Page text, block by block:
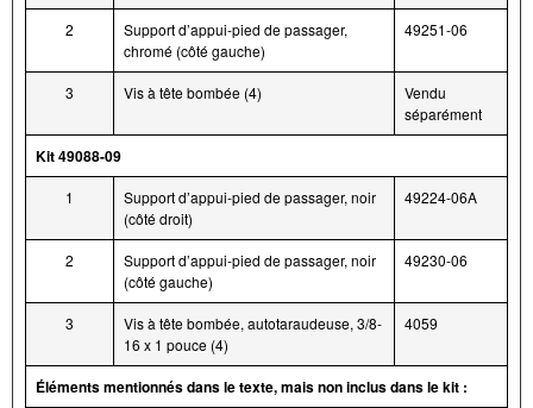
2
Support d’appui-pied de passager,
chromé (côté gauche)
49251-06
3 Vis à tête bombée (4)
Vendu
séparément
Kit 49088-09
1
Support d’appui-pied de passager, noir
(côté droit)
49224-06A
2
Support d’appui-pied de passager, noir
(côté gauche)
49230-06
3
Vis à tête bombée, autotaraudeuse, 3/8-
16 x 1 pouce (4)
4059
Éléments mentionnés dans le texte, mais non inclus dans le kit :